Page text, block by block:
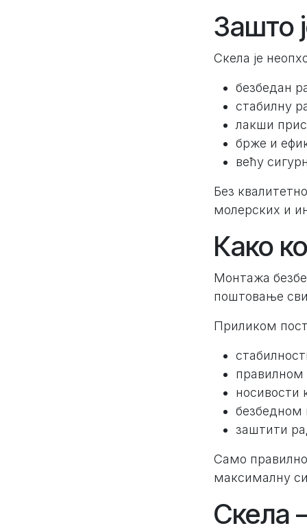
Зашто
Скела је
безбедан
стабилну
лакши
брже и
већу
Без
молерских и
Како
Монтажа
поштовање
Приликом
правилном
носивости
заштити
Само
максималну
Скела